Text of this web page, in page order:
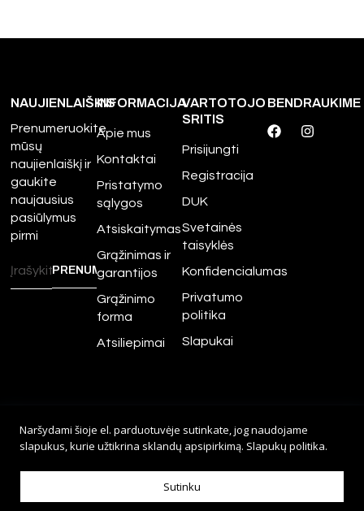
NAUJIENLAIŠKIS
Prenumeruokite
mūsų
naujienlaiškį ir
gaukite
naujausius
pasiūlymus
pirmi
INFORMACIJA
Apie mus
Kontaktai
Pristatymo
sąlygos
Atsiskaitymas
Grąžinimas ir
garantijos
Grąžinimo
forma
Atsiliepimai
VARTOTOJO
SRITIS
Prisijungti
Registracija
DUK
Svetainės
taisyklės
Konfidencialumas
Privatumo
politika
Slapukai
BENDRAUKIME
teisės saugomos.
Sprendimas:Adveits
Naršydami šioje el. parduotuvėje sutinkate, jog naudojame
slapukus, kurie užtikrina sklandų apsipirkimą. Slapukų politika.
Sutinku